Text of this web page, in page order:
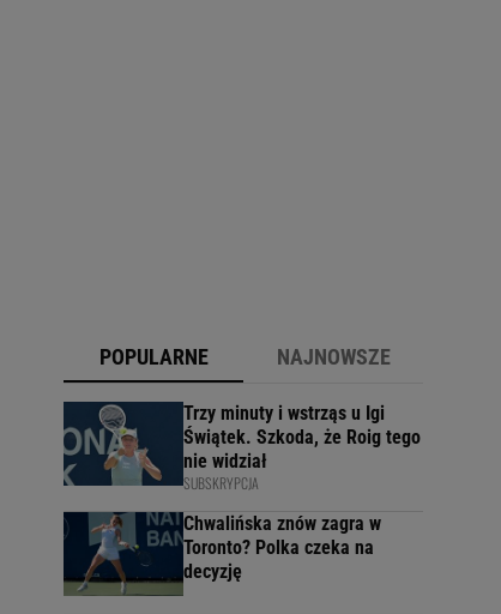
POPULARNE NAJNOWSZE
Trzy minuty i wstrząs u Igi
Świątek. Szkoda, że Roig tego
nie widział
SUBSKRYPCJA
Chwalińska znów zagra w
Toronto? Polka czeka na
decyzję
identyfikacji.